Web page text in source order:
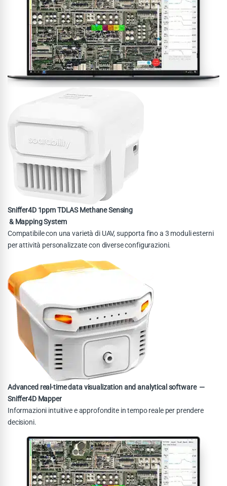
Sniffer4D 1ppm TDLAS Methane Sensing
& Mapping System
Compatibile con una varietà di UAV, supporta fino a 3 moduli esterni
per attività personalizzate con diverse configurazioni.
Advanced real-time data visualization and analytical software —
Sniffer4D Mapper
Informazioni intuitive e approfondite in tempo reale per prendere
decisioni.